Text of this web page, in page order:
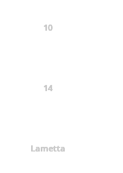
10
14
Lametta